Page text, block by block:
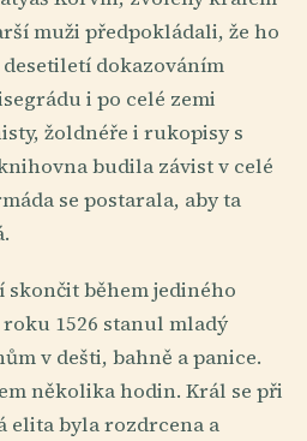
muži předpokládali, že ho
dokazováním
i po celé zemi
žoldnéře i rukopisy s
budila závist v celé
se postarala, aby ta
skončit během jediného
1526 stanul mladý
v dešti, bahně a panice.
několika hodin. Král se při
byla rozdrcena a